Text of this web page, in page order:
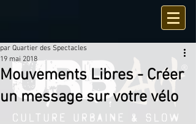
Mouvements Libres - Créer
un message sur votre vélo
par Quartier des Spectacles
19 mai 2018